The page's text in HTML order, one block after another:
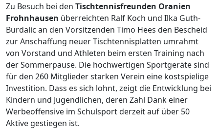
Zu Besuch bei den Tischtennisfreunden Oranien
Frohnhausen überreichten Ralf Koch und Ilka Guth-
Burdalic an den Vorsitzenden Timo Hees den Bescheid
zur Anschaffung neuer Tischtennisplatten umrahmt
von Vorstand und Athleten beim ersten Training nach
der Sommerpause. Die hochwertigen Sportgeräte sind
für den 260 Mitglieder starken Verein eine kostspielige
Investition. Dass es sich lohnt, zeigt die Entwicklung bei
Kindern und Jugendlichen, deren Zahl Dank einer
Werbeoffensive im Schulsport derzeit auf über 50
Aktive gestiegen ist.